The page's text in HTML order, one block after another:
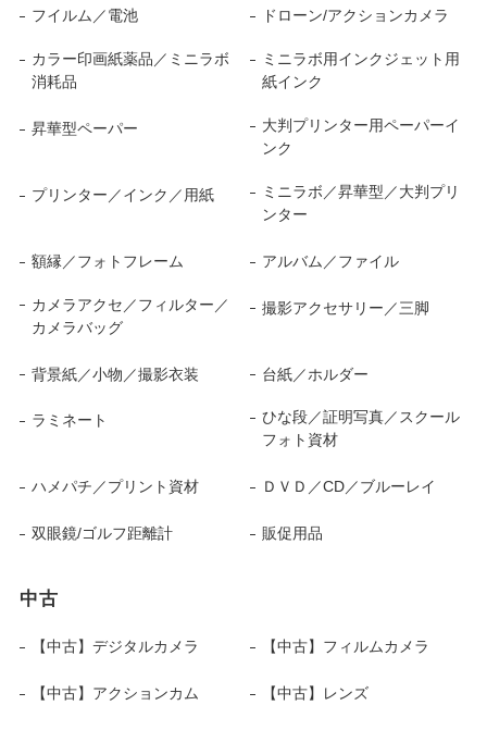
フイルム／電池 ドローン/アクションカメラ
カラー印画紙薬品／ミニラボ
消耗品
ミニラボ用インクジェット用
紙インク
昇華型ペーパー
大判プリンター用ペーパーイ
ンク
プリンター／インク／用紙
ミニラボ／昇華型／大判プリ
ンター
額縁／フォトフレーム アルバム／ファイル
カメラアクセ／フィルター／
カメラバッグ
撮影アクセサリー／三脚
背景紙／小物／撮影衣装 台紙／ホルダー
ラミネート
ひな段／証明写真／スクール
フォト資材
ハメパチ／プリント資材 ＤＶＤ／CD／ブルーレイ
双眼鏡/ゴルフ距離計 販促用品
中古
【中古】デジタルカメラ 【中古】フィルムカメラ
【中古】アクションカム 【中古】レンズ